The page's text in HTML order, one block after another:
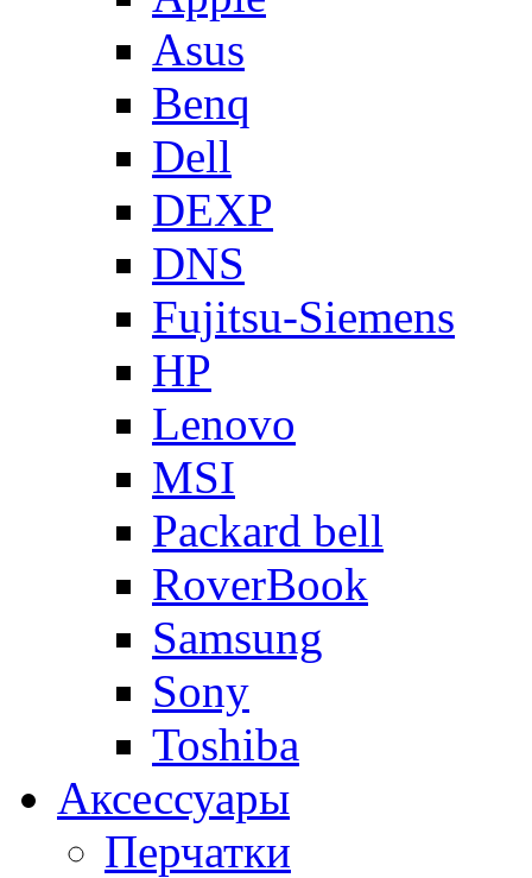
Asus
Benq
Dell
DEXP
DNS
Fujitsu-Siemens
HP
Lenovo
MSI
Packard bell
RoverBook
Samsung
Sony
Toshiba
Аксессуары
Перчатки